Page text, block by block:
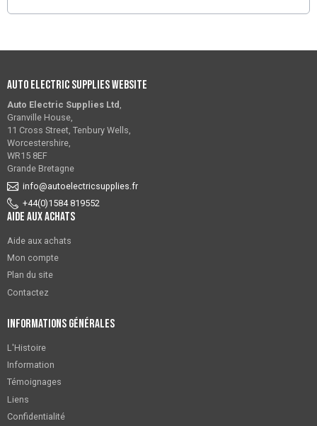
Auto Electric Supplies Website
Auto Electric Supplies Ltd ,
Granville House,
11 Cross Street, Tenbury Wells,
Worcestershire,
WR15 8EF
Grande Bretagne
info@autoelectricsupplies.fr
+44(0)1584 819552
Aide aux achats
Aide aux achats
Mon compte
Plan du site
Contactez
Informations générales
L'Histoire
Information
Témoignages
Liens
Confidentialité